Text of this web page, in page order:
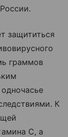
защититься
граммов
К
C, а